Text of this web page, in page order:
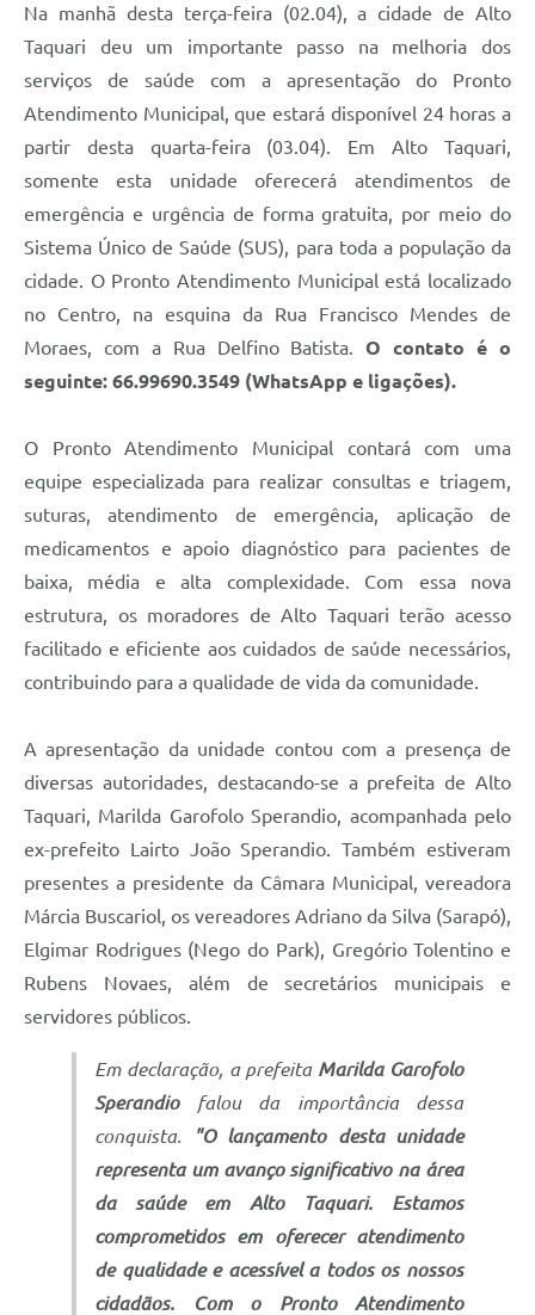
Na manhã desta terça-feira (02.04), a cidade de Alto
Taquari deu um importante passo na melhoria dos
serviços de saúde com a apresentação do Pronto
Atendimento Municipal, que estará disponível 24 horas a
partir desta quarta-feira (03.04). Em Alto Taquari,
somente esta unidade oferecerá atendimentos de
emergência e urgência de forma gratuita, por meio do
Sistema Único de Saúde (SUS), para toda a população da
cidade. O Pronto Atendimento Municipal está localizado
no Centro, na esquina da Rua Francisco Mendes de
Moraes, com a Rua Delfino Batista.O contato é o
seguinte: 66.99690.3549 (WhatsApp e ligações).
O Pronto Atendimento Municipal contará com uma
equipe especializada para realizar consultas e triagem,
suturas, atendimento de emergência, aplicação de
medicamentos e apoio diagnóstico para pacientes de
baixa, média e alta complexidade. Com essa nova
estrutura, os moradores de Alto Taquari terão acesso
facilitado e eficiente aos cuidados de saúde necessários,
contribuindo para a qualidade de vida da comunidade.
A apresentação da unidade contou com a presença de
diversas autoridades, destacando-se a prefeita de Alto
Taquari, Marilda Garofolo Sperandio, acompanhada pelo
ex-prefeito Lairto João Sperandio. Também estiveram
presentes a presidente da Câmara Municipal, vereadora
Márcia Buscariol, os vereadores Adriano da Silva (Sarapó),
Elgimar Rodrigues (Nego do Park), Gregório Tolentino e
Rubens Novaes, além de secretários municipais e
servidores públicos.
Em declaração, a prefeitaMarilda Garofolo
Sperandiofalou da importância dessa
conquista.
"O lançamento desta unidade
representa um avanço significativo na área
da saúde em Alto Taquari. Estamos
comprometidos em oferecer atendimento
de qualidade e acessível a todos os nossos
cidadãos. Com o Pronto Atendimento